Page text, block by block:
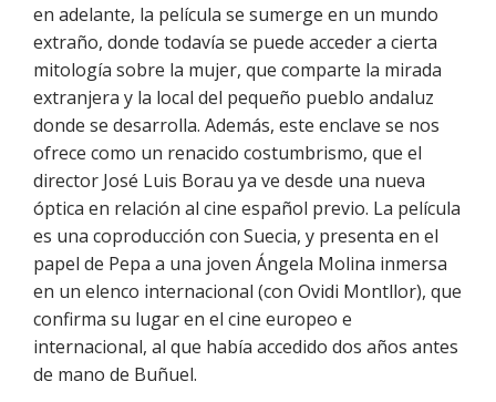
en adelante, la película se sumerge en un mundo
extraño, donde todavía se puede acceder a cierta
mitología sobre la mujer, que comparte la mirada
extranjera y la local del pequeño pueblo andaluz
donde se desarrolla. Además, este enclave se nos
ofrece como un renacido costumbrismo, que el
director José Luis Borau ya ve desde una nueva
óptica en relación al cine español previo. La película
es una coproducción con Suecia, y presenta en el
papel de Pepa a una joven Ángela Molina inmersa
en un elenco internacional (con Ovidi Montllor), que
confirma su lugar en el cine europeo e
internacional, al que había accedido dos años antes
de mano de Buñuel.